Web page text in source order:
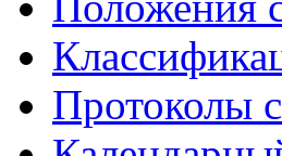
Протоколы